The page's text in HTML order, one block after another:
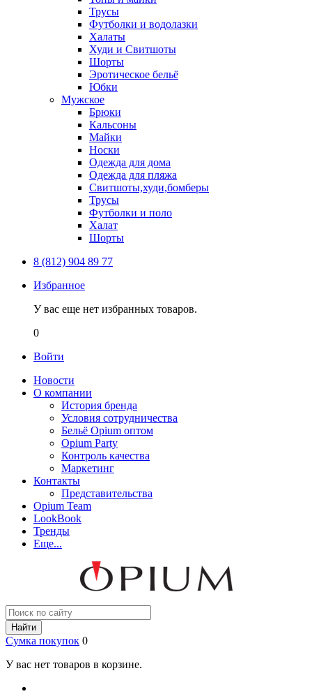
Трусы
Футболки и водолазки
Халаты
Худи и Свитшоты
Шорты
Эротическое бельё
Юбки
Мужское
Брюки
Кальсоны
Майки
Носки
Одежда для дома
Одежда для пляжа
Свитшоты,худи,бомберы
Трусы
Футболки и поло
Халат
Шорты
8 (812) 904 89 77
Избранное
У вас еще нет избранных товаров.
0
Войти
Новости
О компании
История бренда
Условия сотрудничества
Бельё Opium оптом
Opium Party
Контроль качества
Маркетинг
Контакты
Представительства
Opium Team
LookBook
Тренды
Еще...
Найти
Сумка покупок 0
У вас нет товаров в корзине.